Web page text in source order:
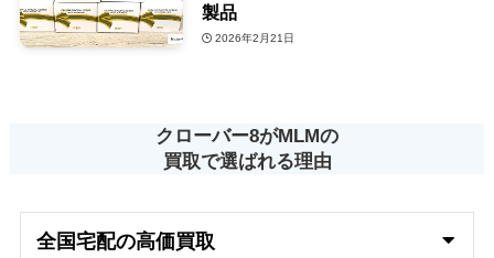
製品
2026年2月21日
クローバー8がMLMの
買取で選ばれる理由
全国宅配の高価買取